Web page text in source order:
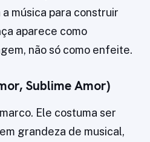
música para construir
aparece como
não só como enfeite.
Sublime Amor)
Ele costuma ser
grandeza de musical,